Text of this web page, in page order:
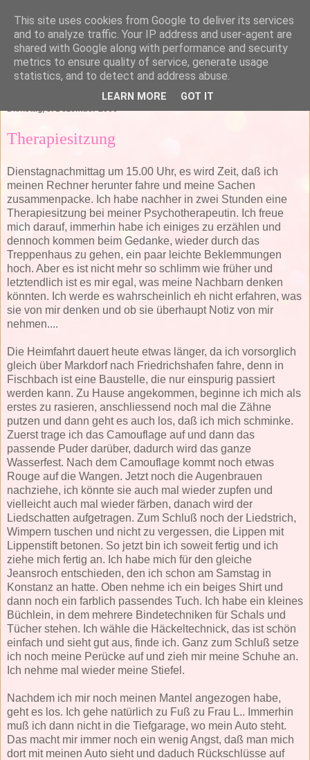
Dienstag, 5. Dezember 2006
Therapiesitzung
Dienstagnachmittag um 15.00 Uhr, es wird Zeit, daß ich
meinen Rechner herunter fahre und meine Sachen
zusammenpacke. Ich habe nachher in zwei Stunden eine
Therapiesitzung bei meiner Psychotherapeutin. Ich freue
mich darauf, immerhin habe ich einiges zu erzählen und
dennoch kommen beim Gedanke, wieder durch das
Treppenhaus zu gehen, ein paar leichte Beklemmungen
hoch. Aber es ist nicht mehr so schlimm wie früher und
letztendlich ist es mir egal, was meine Nachbarn denken
könnten. Ich werde es wahrscheinlich eh nicht erfahren, was
sie von mir denken und ob sie überhaupt Notiz von mir
nehmen....
Die Heimfahrt dauert heute etwas länger, da ich vorsorglich
gleich über Markdorf nach Friedrichshafen fahre, denn in
Fischbach ist eine Baustelle, die nur einspurig passiert
werden kann. Zu Hause angekommen, beginne ich mich als
erstes zu rasieren, anschliessend noch mal die Zähne
putzen und dann geht es auch los, daß ich mich schminke.
Zuerst trage ich das Camouflage auf und dann das
passende Puder darüber, dadurch wird das ganze
Wasserfest. Nach dem Camouflage kommt noch etwas
Rouge auf die Wangen. Jetzt noch die Augenbrauen
nachziehe, ich könnte sie auch mal wieder zupfen und
vielleicht auch mal wieder färben, danach wird der
Liedschatten aufgetragen. Zum Schluß noch der Liedstrich,
Wimpern tuschen und nicht zu vergessen, die Lippen mit
Lippenstift betonen. So jetzt bin ich soweit fertig und ich
ziehe mich fertig an. Ich habe mich für den gleiche
Jeansroch entschieden, den ich schon am Samstag in
Konstanz an hatte. Oben nehme ich ein beiges Shirt und
dann noch ein farblich passendes Tuch. Ich habe ein kleines
Büchlein, in dem mehrere Bindetechniken für Schals und
Tücher stehen. Ich wähle die Häckeltechnick, das ist schön
einfach und sieht gut aus, finde ich. Ganz zum Schluß setze
ich noch meine Perücke auf und zieh mir meine Schuhe an.
Ich nehme mal wieder meine Stiefel.
Nachdem ich mir noch meinen Mantel angezogen habe,
geht es los. Ich gehe natürlich zu Fuß zu Frau L.. Immerhin
muß ich dann nicht in die Tiefgarage, wo mein Auto steht.
Das macht mir immer noch ein wenig Angst, daß man mich
dort mit meinen Auto sieht und daduch Rückschlüsse auf
This site uses cookies from Google to deliver its services
and to analyze traffic. Your IP address and user-agent are
shared with Google along with performance and security
metrics to ensure quality of service, generate usage
statistics, and to detect and address abuse.
LEARN MORE GOT IT